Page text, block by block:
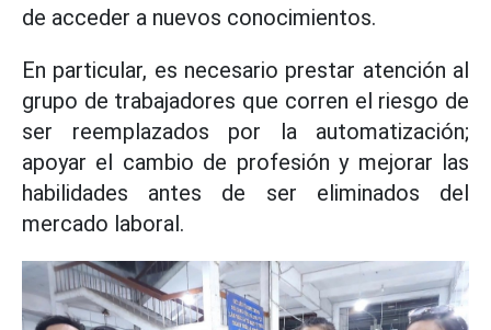
de acceder a nuevos conocimientos.
En particular, es necesario prestar atención al
grupo de trabajadores que corren el riesgo de
ser reemplazados por la automatización;
apoyar el cambio de profesión y mejorar las
habilidades antes de ser eliminados del
mercado laboral.